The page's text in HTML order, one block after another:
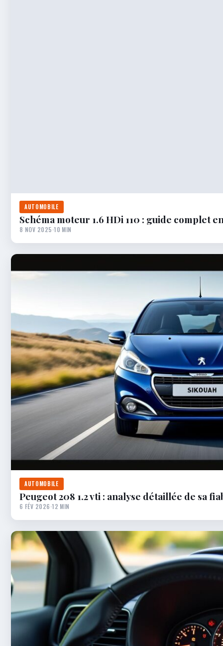
AUTOMOBILE
Schéma moteur 1.6 HDi 110 : guide complet
8 NOV 2025·10 MIN
AUTOMOBILE
Peugeot 208 1.2 vti : analyse détaillée de sa
6 FÉV 2026·12 MIN